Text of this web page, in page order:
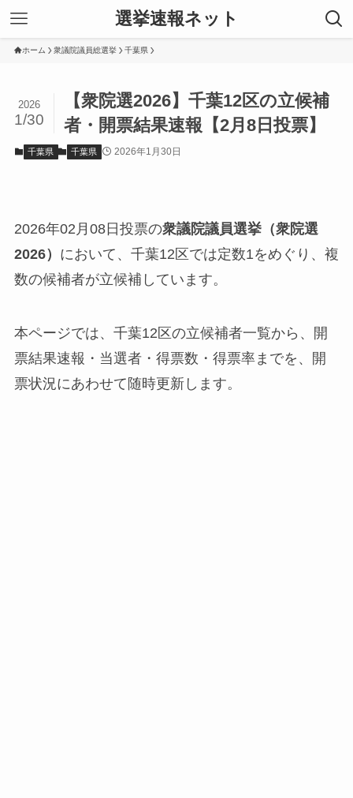
選挙速報ネット
ホーム 衆議院議員総選挙 千葉県
【衆院選2026】千葉12区の立候補
者・開票結果速報【2月8日投票】
2026
1/30
千葉県 千葉県 2026年1月30日
2026年02月08日投票の衆議院議員選挙（衆院選
2026） において、千葉12区では定数1をめぐり、複
数の候補者が立候補しています。
本ページでは、千葉12区の立候補者一覧から、開
票結果速報・当選者・得票数・得票率までを、開
票状況にあわせて随時更新します。